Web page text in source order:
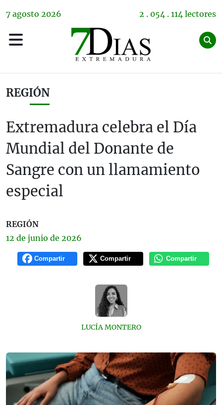
7 agosto 2026 2 . 054 . 114 lectores
REGIÓN
Extremadura celebra el Día
Mundial del Donante de
Sangre con un llamamiento
especial
REGIÓN
12 de junio de 2026
Compartir Compartir Compartir
LUCÍA MONTERO